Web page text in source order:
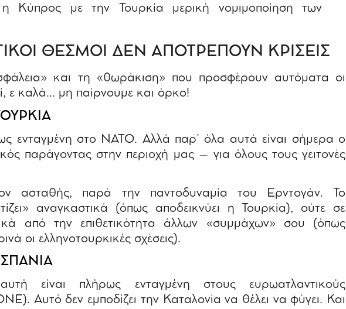
η Κύπρος με την Τουρκία μερική νομιμοποίηση των
ΘΕΣΜΟΙ ΔΕΝ ΑΠΟΤΡΕΠΟΥΝ ΚΡΙΣΕΙΣ
και τη «θωράκιση» που προσφέρουν αυτόματα οι
ε καλά… μη παίρνουμε και όρκο!
ενταγμένη στο ΝΑΤΟ. Αλλά παρ’ όλα αυτά είναι σήμερα ο
παράγοντας στην περιοχή μας – για όλους τους γειτονές
ασταθής, παρά την παντοδυναμία του Ερντογάν. Το
αναγκαστικά (όπως αποδεικνύει η Τουρκία), ούτε σε
από την επιθετικότητα άλλων «συμμάχων» σου (όπως
οι ελληνοτουρκικές σχέσεις).
είναι πλήρως ενταγμένη στους ευρωατλαντικούς
Αυτό δεν εμποδίζει την Καταλονία να θέλει να φύγει. Και